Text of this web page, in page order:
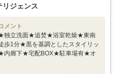
リジェンス
メント
独立洗面★追焚★浴室乾燥★東南
歩1分★黒を基調としたスタイリッ
内廊下★宅配BOX★駐車場有★オ